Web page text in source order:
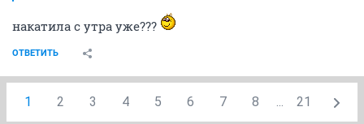
накатила с утра уже???
ОТВЕТИТЬ
1 2 3 4 5 6 7 8 ... 21